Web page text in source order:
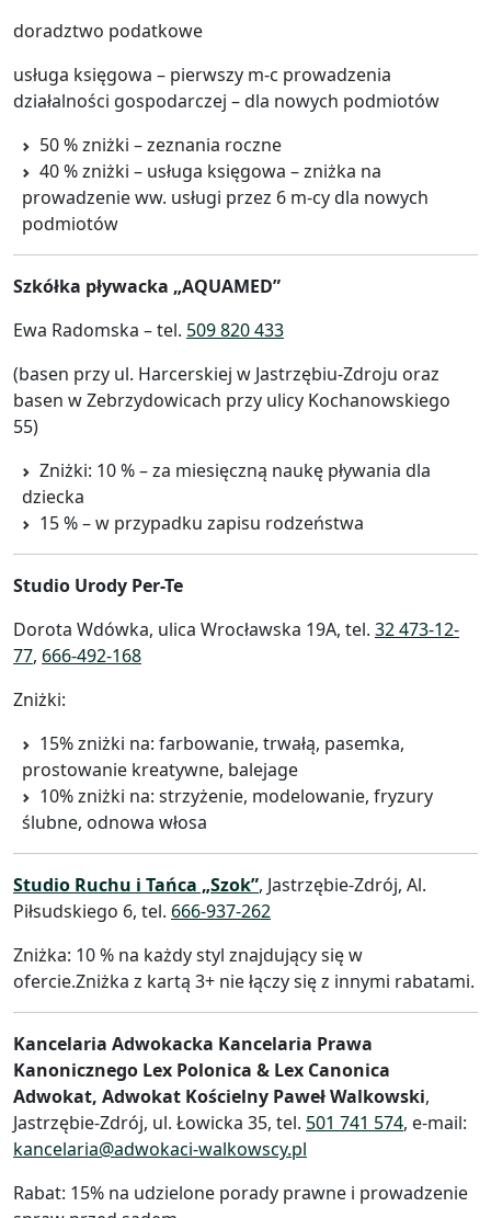
doradztwo podatkowe
usługa księgowa – pierwszy m-c prowadzenia
działalności gospodarczej – dla nowych podmiotów
50 % zniżki – zeznania roczne
40 % zniżki – usługa księgowa – zniżka na
prowadzenie ww. usługi przez 6 m-cy dla nowych
podmiotów
Szkółka pływacka „AQUAMED”
Ewa Radomska – tel. 509 820 433
(basen przy ul. Harcerskiej w Jastrzębiu-Zdroju oraz
basen w Zebrzydowicach przy ulicy Kochanowskiego
55)
Zniżki: 10 % – za miesięczną naukę pływania dla
dziecka
15 % – w przypadku zapisu rodzeństwa
Studio Urody Per-Te
Dorota Wdówka, ulica Wrocławska 19A, tel. 32 473-12-
77, 666-492-168
Zniżki:
15% zniżki na: farbowanie, trwałą, pasemka,
prostowanie kreatywne, balejage
10% zniżki na: strzyżenie, modelowanie, fryzury
ślubne, odnowa włosa
Studio Ruchu i Tańca „Szok”, Jastrzębie-Zdrój, Al.
Piłsudskiego 6, tel. 666-937-262
Zniżka: 10 % na każdy styl znajdujący się w
ofercie.Zniżka z kartą 3+ nie łączy się z innymi rabatami.
Kancelaria Adwokacka Kancelaria Prawa
Kanonicznego Lex Polonica & Lex Canonica
Adwokat, Adwokat Kościelny Paweł Walkowski,
Jastrzębie-Zdrój, ul. Łowicka 35, tel. 501 741 574, e-mail:
kancelaria@adwokaci-walkowscy.pl
Rabat: 15% na udzielone porady prawne i prowadzenie